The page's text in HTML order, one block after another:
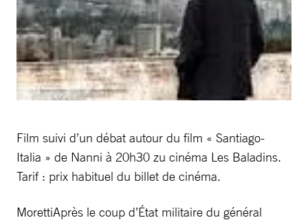
Film suivi d’un débat autour du film « Santiago-
Italia » de Nanni à 20h30 zu cinéma Les Baladins.
Tarif : prix habituel du billet de cinéma.
MorettiAprès le coup d’État militaire du général